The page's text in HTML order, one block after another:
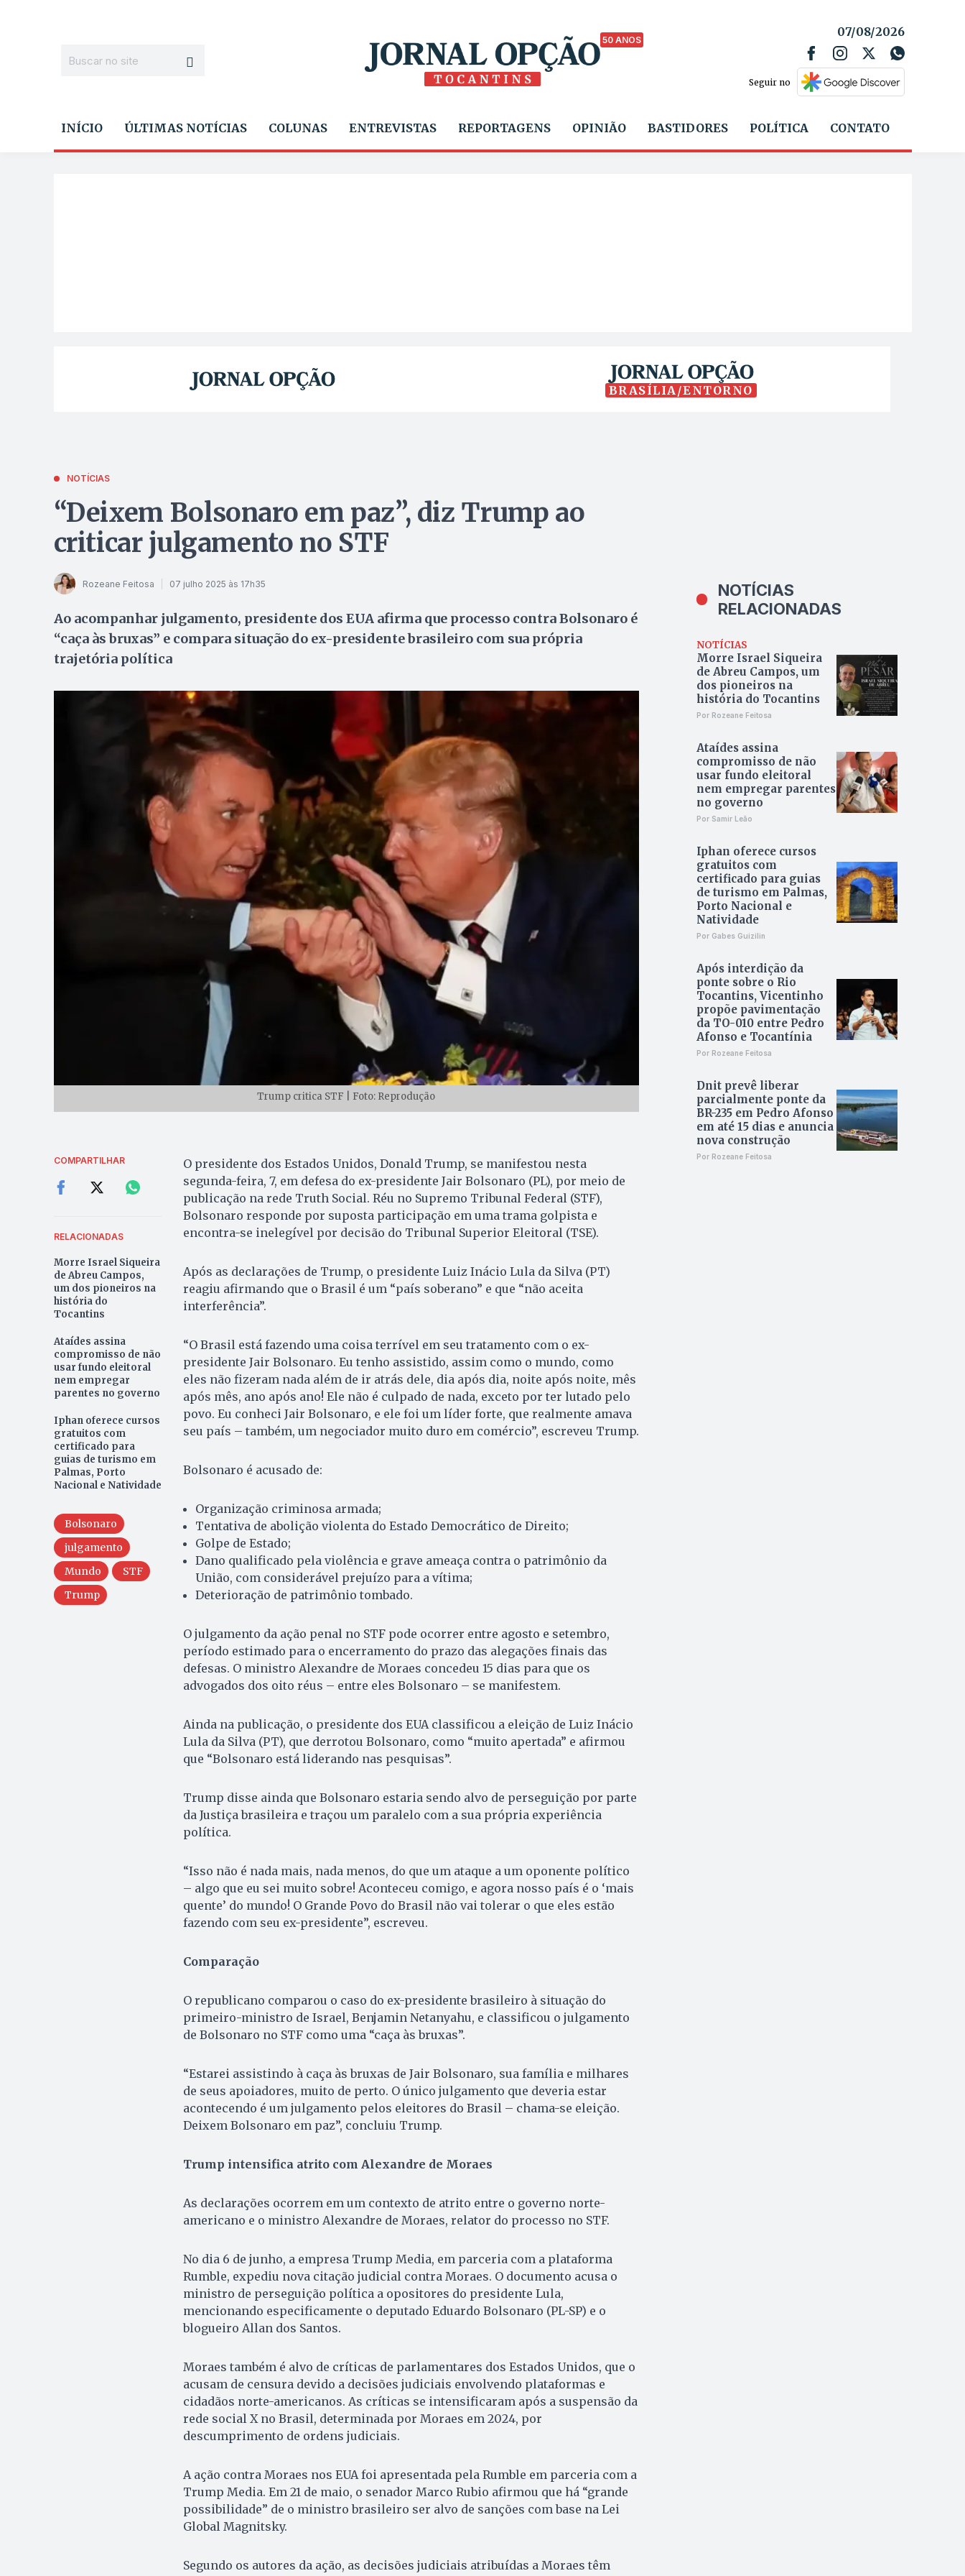
50 ANOS
07/08/2026
Seguir no
INÍCIO ÚLTIMAS NOTÍCIAS COLUNAS ENTREVISTAS REPORTAGENS OPINIÃO BASTIDORES POLÍTICA CONTATO
BRASÍLIA/ENTORNO
NOTÍCIAS
“Deixem Bolsonaro em paz”, diz Trump ao
criticar julgamento no STF
Rozeane Feitosa 07 julho 2025 às 17h35
Ao acompanhar julgamento, presidente dos EUA afirma que processo contra Bolsonaro é
“caça às bruxas” e compara situação do ex-presidente brasileiro com sua própria
trajetória política
Trump critica STF | Foto: Reprodução
COMPARTILHAR
RELACIONADAS
Morre Israel Siqueira
de Abreu Campos,
um dos pioneiros na
história do
Tocantins
Ataídes assina
compromisso de não
usar fundo eleitoral
nem empregar
parentes no governo
Iphan oferece cursos
gratuitos com
certificado para
guias de turismo em
Palmas, Porto
Nacional e Natividade
Bolsonaro
julgamento
Mundo
STF
Trump
O presidente dos Estados Unidos, Donald Trump, se manifestou nesta
segunda-feira, 7, em defesa do ex-presidente Jair Bolsonaro (PL), por meio de
publicação na rede Truth Social. Réu no Supremo Tribunal Federal (STF),
Bolsonaro responde por suposta participação em uma trama golpista e
encontra-se inelegível por decisão do Tribunal Superior Eleitoral (TSE).
Após as declarações de Trump, o presidente Luiz Inácio Lula da Silva (PT)
reagiu afirmando que o Brasil é um “país soberano” e que “não aceita
interferência”.
“O Brasil está fazendo uma coisa terrível em seu tratamento com o ex-
presidente Jair Bolsonaro. Eu tenho assistido, assim como o mundo, como
eles não fizeram nada além de ir atrás dele, dia após dia, noite após noite, mês
após mês, ano após ano! Ele não é culpado de nada, exceto por ter lutado pelo
povo. Eu conheci Jair Bolsonaro, e ele foi um líder forte, que realmente amava
seu país – também, um negociador muito duro em comércio”, escreveu Trump.
Bolsonaro é acusado de:
Organização criminosa armada;
Tentativa de abolição violenta do Estado Democrático de Direito;
Golpe de Estado;
Dano qualificado pela violência e grave ameaça contra o patrimônio da
União, com considerável prejuízo para a vítima;
Deterioração de patrimônio tombado.
O julgamento da ação penal no STF pode ocorrer entre agosto e setembro,
período estimado para o encerramento do prazo das alegações finais das
defesas. O ministro Alexandre de Moraes concedeu 15 dias para que os
advogados dos oito réus – entre eles Bolsonaro – se manifestem.
Ainda na publicação, o presidente dos EUA classificou a eleição de Luiz Inácio
Lula da Silva (PT), que derrotou Bolsonaro, como “muito apertada” e afirmou
que “Bolsonaro está liderando nas pesquisas”.
Trump disse ainda que Bolsonaro estaria sendo alvo de perseguição por parte
da Justiça brasileira e traçou um paralelo com a sua própria experiência
política.
“Isso não é nada mais, nada menos, do que um ataque a um oponente político
– algo que eu sei muito sobre! Aconteceu comigo, e agora nosso país é o ‘mais
quente’ do mundo! O Grande Povo do Brasil não vai tolerar o que eles estão
fazendo com seu ex-presidente”, escreveu.
Comparação
O republicano comparou o caso do ex-presidente brasileiro à situação do
primeiro-ministro de Israel, Benjamin Netanyahu, e classificou o julgamento
de Bolsonaro no STF como uma “caça às bruxas”.
“Estarei assistindo à caça às bruxas de Jair Bolsonaro, sua família e milhares
de seus apoiadores, muito de perto. O único julgamento que deveria estar
acontecendo é um julgamento pelos eleitores do Brasil – chama-se eleição.
Deixem Bolsonaro em paz”, concluiu Trump.
Trump intensifica atrito com Alexandre de Moraes
As declarações ocorrem em um contexto de atrito entre o governo norte-
americano e o ministro Alexandre de Moraes, relator do processo no STF.
No dia 6 de junho, a empresa Trump Media, em parceria com a plataforma
Rumble, expediu nova citação judicial contra Moraes. O documento acusa o
ministro de perseguição política a opositores do presidente Lula,
mencionando especificamente o deputado Eduardo Bolsonaro (PL-SP) e o
blogueiro Allan dos Santos.
Moraes também é alvo de críticas de parlamentares dos Estados Unidos, que o
acusam de censura devido a decisões judiciais envolvendo plataformas e
cidadãos norte-americanos. As críticas se intensificaram após a suspensão da
rede social X no Brasil, determinada por Moraes em 2024, por
descumprimento de ordens judiciais.
A ação contra Moraes nos EUA foi apresentada pela Rumble em parceria com a
Trump Media. Em 21 de maio, o senador Marco Rubio afirmou que há “grande
possibilidade” de o ministro brasileiro ser alvo de sanções com base na Lei
Global Magnitsky.
Segundo os autores da ação, as decisões judiciais atribuídas a Moraes têm
NOTÍCIAS
RELACIONADAS
NOTÍCIAS
Morre Israel Siqueira
de Abreu Campos, um
dos pioneiros na
história do Tocantins
Por Rozeane Feitosa
Ataídes assina
compromisso de não
usar fundo eleitoral
nem empregar parentes
no governo
Por Samir Leão
Iphan oferece cursos
gratuitos com
certificado para guias
de turismo em Palmas,
Porto Nacional e
Natividade
Por Gabes Guizilin
Após interdição da
ponte sobre o Rio
Tocantins, Vicentinho
propõe pavimentação
da TO-010 entre Pedro
Afonso e Tocantínia
Por Rozeane Feitosa
Dnit prevê liberar
parcialmente ponte da
BR-235 em Pedro Afonso
em até 15 dias e anuncia
nova construção
Por Rozeane Feitosa